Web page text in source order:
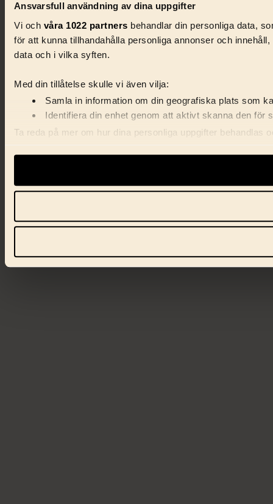
Ansvarsfull användning av dina uppgifter
Vi och våra 1022 partners behandlar din personliga data,
för att kunna tillhandahålla personliga annonser och
data och i vilka syften.
Med din tillåtelse skulle vi även vilja:
Samla in information om din geografiska plats som
Identifiera din enhet genom att aktivt skanna den för
Ta reda på mer om hur dina personliga uppgifter behandlas